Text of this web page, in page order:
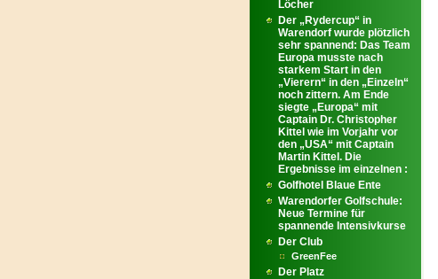
Löcher
Der „Rydercup“ in
Warendorf wurde plötzlich
sehr spannend: Das Team
Europa musste nach
starkem Start in den
„Vierern“ in den „Einzeln“
noch zittern. Am Ende
siegte „Europa“ mit
Captain Dr. Christopher
Kittel wie im Vorjahr vor
den „USA“ mit Captain
Martin Kittel. Die
Ergebnisse im einzelnen :
Golfhotel Blaue Ente
Warendorfer Golfschule:
Neue Termine für
spannende Intensivkurse
Der Club
GreenFee
Der Platz